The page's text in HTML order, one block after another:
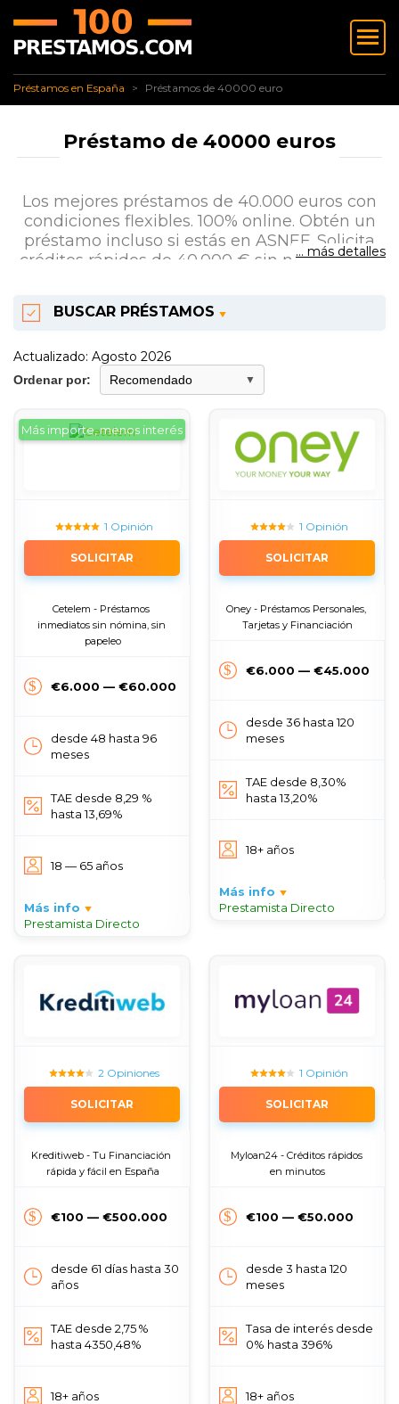
✅ Préstamos en España
Préstamos en España Préstamos de 40000 euro
Préstamos de 40000 euro
Préstamo de 40000 euros
Los mejores préstamos de 40.000 euros con
condiciones flexibles. 100% online. Obtén un
préstamo incluso si estás en ASNEF. Solicita
créditos rápidos de 40.000 € sin nómina hoy.
... más detalles
BUSCAR PRÉSTAMOS
Actualizado: Agosto 2026
Ordenar por:
Más importe, menos interés
1 Opinión
SOLICITAR
Cetelem - Préstamos
inmediatos sin nómina, sin
papeleo
€6.000 — €60.000
desde 48 hasta 96
meses
TAE desde 8,29 %
hasta 13,69%
18 — 65 años
Más info
Prestamista Directo
1 Opinión
SOLICITAR
Oney - Préstamos Personales,
Tarjetas y Financiación
€6.000 — €45.000
desde 36 hasta 120
meses
TAE desde 8,30%
hasta 13,20%
18+ años
Más info
Prestamista Directo
2 Opiniones
SOLICITAR
Kreditiweb - Tu Financiación
rápida y fácil en España
€100 — €500.000
desde 61 días hasta 30
años
TAE desde 2,75 %
hasta 4350,48%
18+ años
1 Opinión
SOLICITAR
Myloan24 - Créditos rápidos
en minutos
€100 — €50.000
desde 3 hasta 120
meses
Tasa de interés desde
0% hasta 396%
18+ años